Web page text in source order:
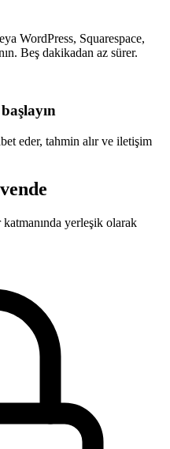
WordPress, Squarespace,
Beş dakikadan az sürer.
eder, tahmin alır ve iletişim
yerleşik olarak